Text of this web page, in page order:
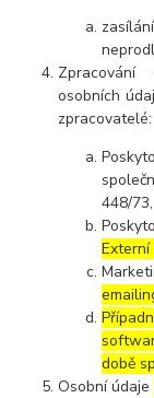
osobních
zpracovatelé:
448/
Externí
době
Osobní údaje